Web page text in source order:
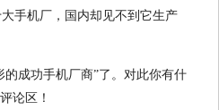
成功手机厂商”了。对此你有什
论区！